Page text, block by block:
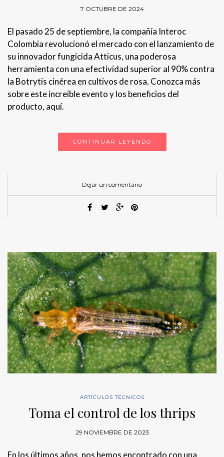
7 OCTUBRE DE 2024
El pasado 25 de septiembre, la compañía Interoc
Colombia revolucionó el mercado con el lanzamiento de
su innovador fungicida Atticus, una poderosa
herramienta con una efectividad superior al 90% contra
la Botrytis cinérea en cultivos de rosa. Conozca más
sobre este increíble evento y los beneficios del
producto, aquí.
CONTINUAR LEYENDO
Dejar un comentario
ARTÍCULOS TÉCNICOS
Toma el control de los thrips
29 NOVIEMBRE DE 2023